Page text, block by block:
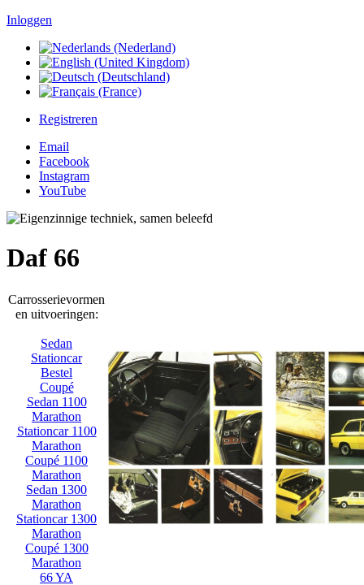
Inloggen
Registreren
Email
Facebook
Instagram
YouTube
Daf 66
Carrosserievormen
en uitvoeringen:
Sedan
Stationcar
Bestel
Coupé
Sedan 1100
Marathon
Stationcar 1100
Marathon
Coupé 1100
Marathon
Sedan 1300
Marathon
Stationcar 1300
Marathon
Coupé 1300
Marathon
66 YA